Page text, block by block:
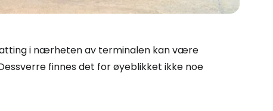
i nærheten av terminalen kan være
finnes det for øyeblikket ikke noe
Cestee